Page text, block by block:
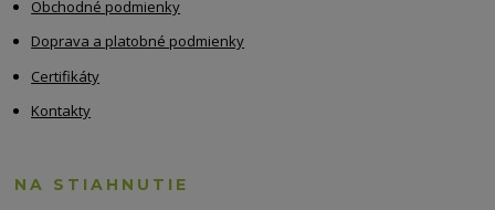
Obchodné podmienky
Doprava a platobné podmienky
Certifikáty
Kontakty
NA STIAHNUTIE